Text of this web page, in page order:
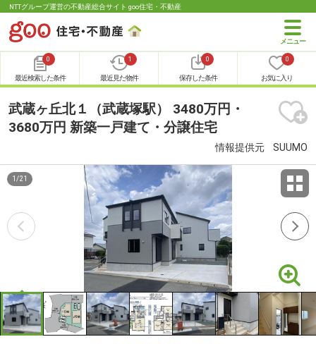
NTTグループ運営の不動産総合サイト goo住宅・不動産
0
最近検索した条件
1
最近見た物件
0
保存した条件
0
お気に入り
武蔵ヶ丘北１（武蔵塚駅） 3480万円・
3680万円 新築一戸建て・分譲住宅
情報提供元 SUUMO
1 /21